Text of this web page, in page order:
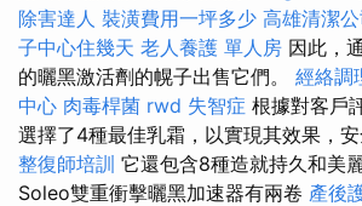
除害達人 裝潢費用一坪多少 高雄清潔公
子中心住幾天 老人養護 單人房 因此，
的曬黑激活劑的幌子出售它們。 經絡調
中心 肉毒桿菌 rwd 失智症 根據對客戶
選擇了4種最佳乳霜，以實現其效果，安
整復師培訓 它還包含8種造就持久和美
Soleo雙重衝擊曬黑加速器有兩卷 產後